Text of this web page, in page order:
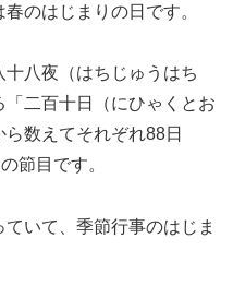
のはじまりの日です。
八夜（はちじゅうはち
二百十日（にひゃくとお
数えてそれぞれ88日
節目です。
いて、季節行事のはじま